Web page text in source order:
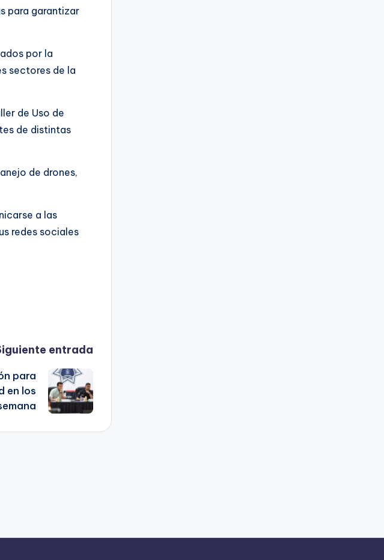
para garantizar
por la
sectores de la
de Uso de
de distintas
de drones,
a las
redes sociales
entrada
para
en los